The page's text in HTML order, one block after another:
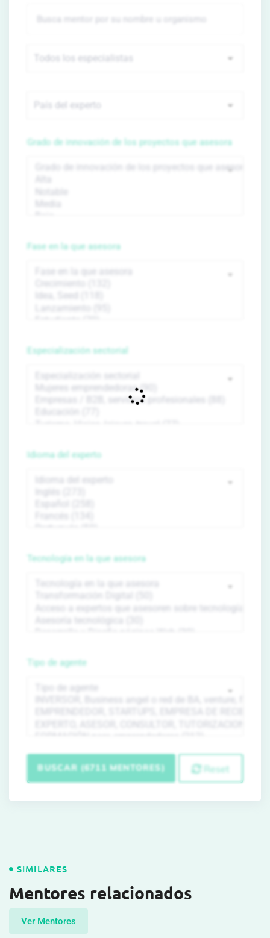
Grado de innovación de los proyectos que asesora
Fase en la que asesora
Especialización sectorial
Idioma del experto
Tecnología en la que asesora
Tipo de agente
BUSCAR (6711 MENTORES) Reset
SIMILARES
Mentores relacionados
Ver Mentores